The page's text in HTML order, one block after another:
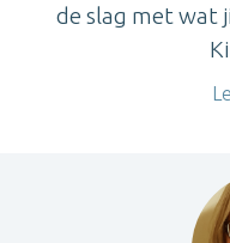
de slag met wat